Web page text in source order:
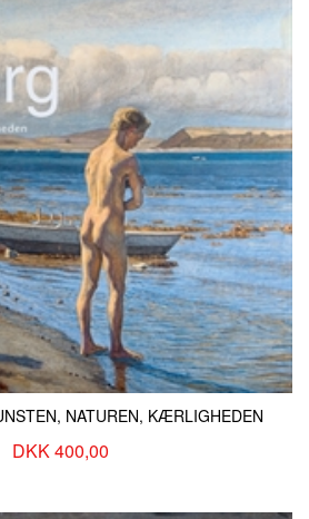
NATUREN, KÆRLIGHEDEN
DKK 400,00